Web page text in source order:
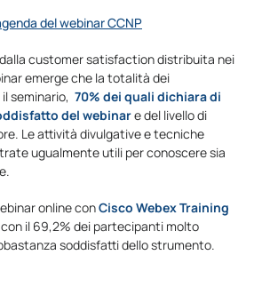
del webinar CCNP
customer satisfaction distribuita nei
emerge che la totalità dei
seminario, 70% dei quali dichiara di
del webinare del livello di
Le attività divulgative e tecniche
ugualmente utili per conoscere sia
online conCisco Webex Training
il 69,2% dei partecipanti molto
soddisfatti dello strumento.